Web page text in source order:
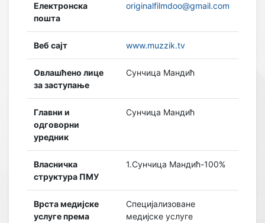
Електронска
пошта
originalfilmdoo@gmail.com
Веб сајт www.muzzik.tv
Овлашћено лице
за заступање
Сунчица Мандић
Главни и
одговорни
уредник
Сунчица Мандић
Власничка
структура ПМУ
1.Сунчица Мандић-100%
Врста медијске
услуге према
Специјализоване
медијске услуге